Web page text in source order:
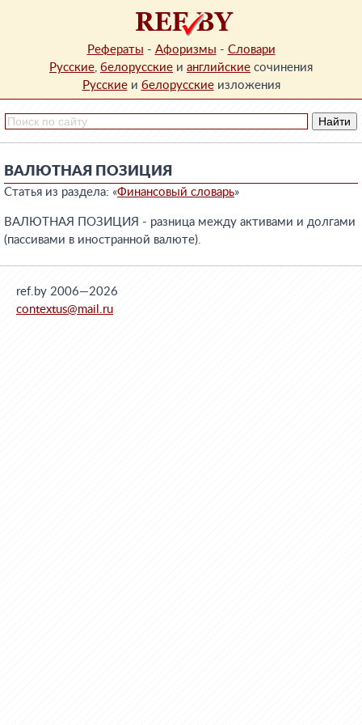
Рефераты - Афоризмы - Словари
Русские, белорусские и английские сочинения
Русскиеи белорусскиеизложения
ВАЛЮТНАЯ ПОЗИЦИЯ
Статья из раздела: «Финансовый словарь»
ВАЛЮТНАЯ ПОЗИЦИЯ - разница между активами и долгами
(пассивами в иностранной валюте).
ref.by 2006—2026
contextus@mail.ru